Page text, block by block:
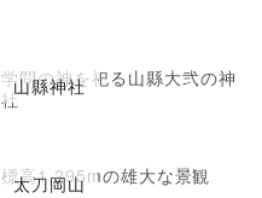
山縣神社
学問の神を祀る山縣大弐の神
社
太刀岡山
標高1,295mの雄大な景観